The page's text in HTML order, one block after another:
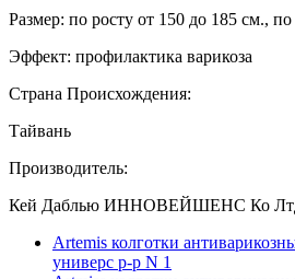
Размер: по росту от 150 до 185 см., по
Эффект: профилактика варикоза
Страна Происхождения:
Тайвань
Производитель:
Кей Даблью ИННОВЕЙШЕНС Ко
Artemis колготки
универс р-р N 1